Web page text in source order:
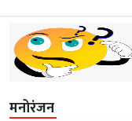
मनोरंजन